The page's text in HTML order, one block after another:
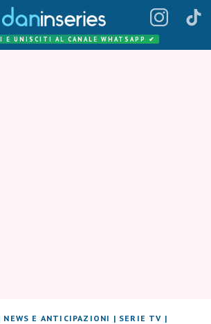
E UNISCITI AL CANALE WHATSAPP ✔
NEWS E ANTICIPAZIONI | SERIE TV |